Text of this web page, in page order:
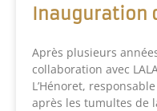
Inauguration
Après plusieurs
collaboration avec
L’Hénoret,
après les tumultes de